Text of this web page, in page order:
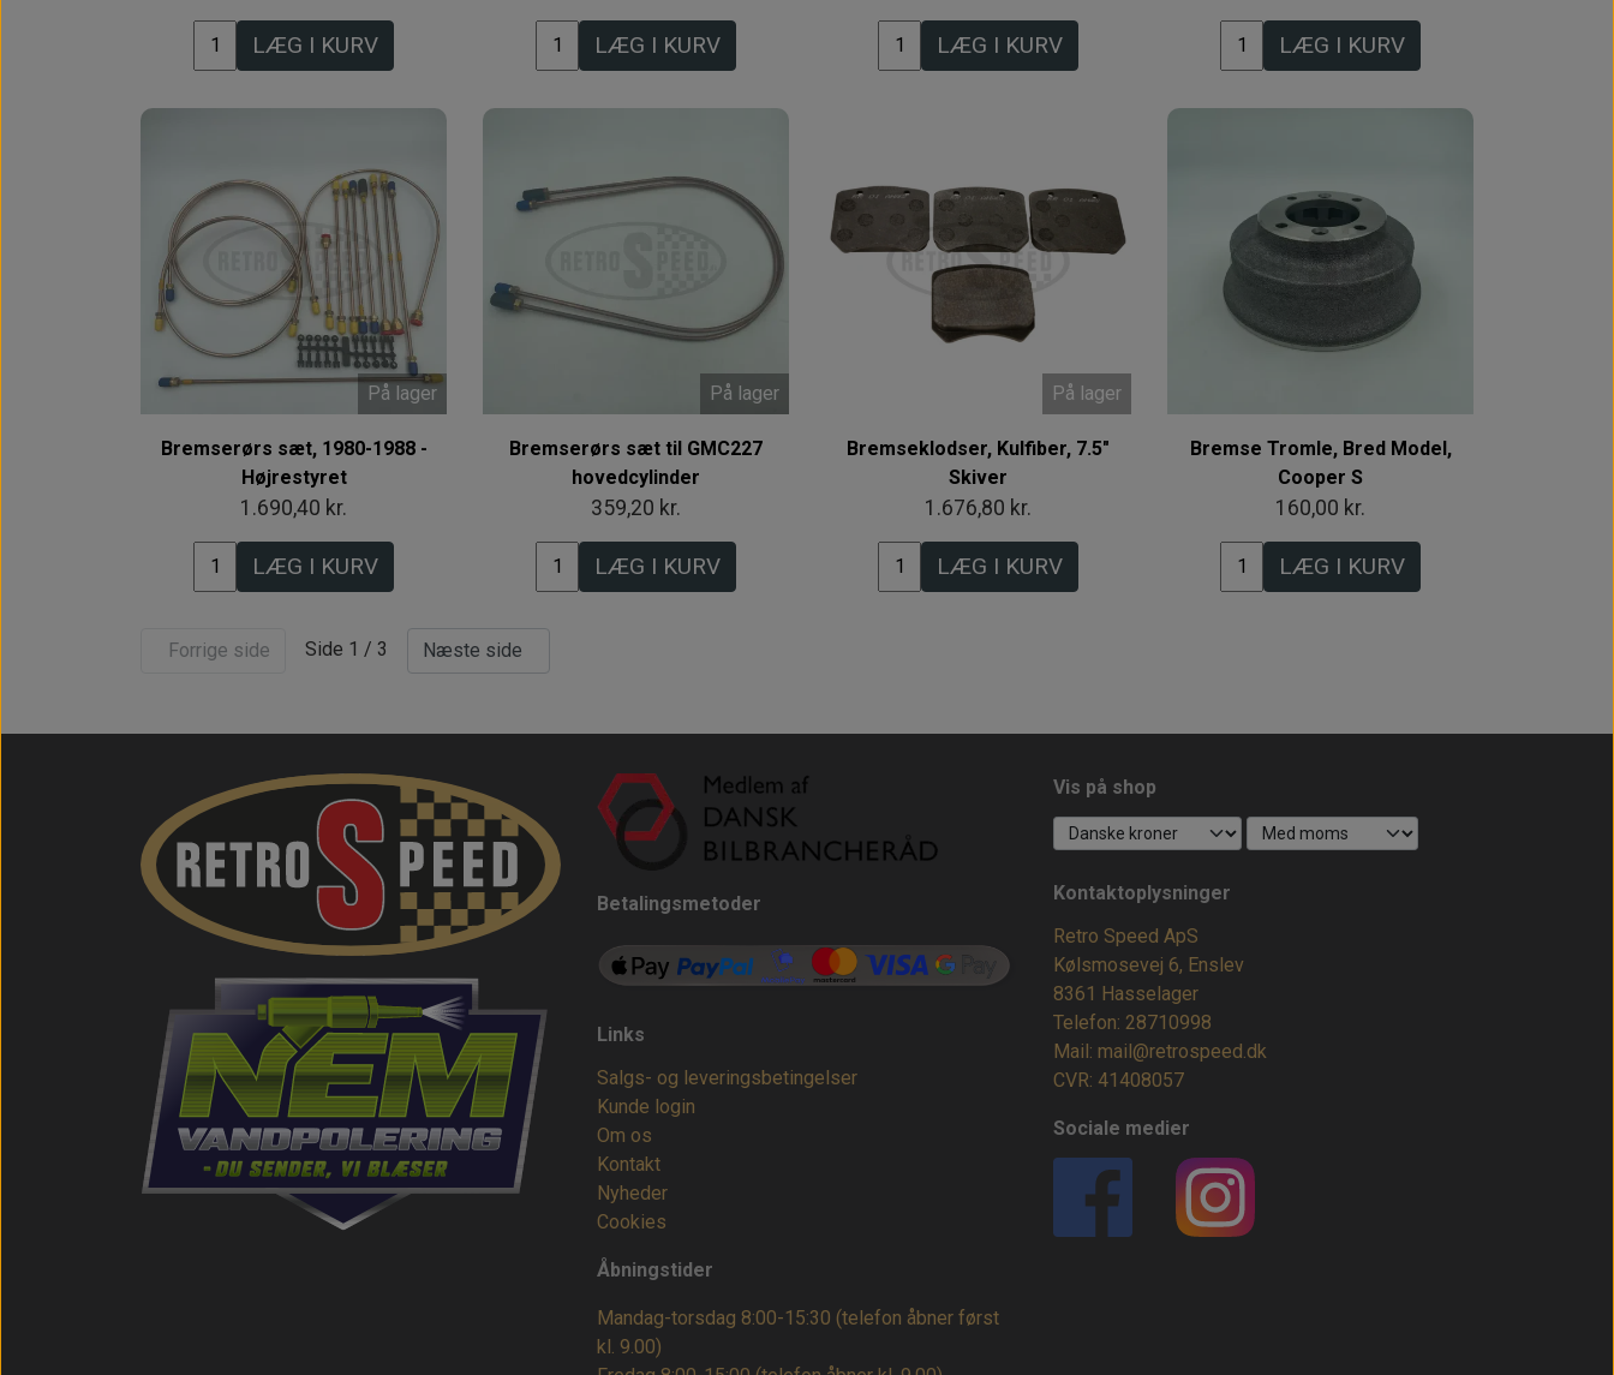
LÆG I KURV LÆG I KURV LÆG I KURV LÆG I KURV
På lager
Bremserørs sæt, 1980-1988 -
Højrestyret
1.690,40 kr.
LÆG I KURV
På lager
Bremserørs sæt til GMC227
hovedcylinder
359,20 kr.
LÆG I KURV
På lager
Bremseklodser, Kulfiber, 7.5"
Skiver
1.676,80 kr.
LÆG I KURV
Bremse Tromle, Bred Model,
Cooper S
160,00 kr.
LÆG I KURV
Forrige side Side 1 / 3 Næste side
Betalingsmetoder
Links
Salgs- og leveringsbetingelser
Kunde login
Om os
Kontakt
Nyheder
Cookies
Åbningstider
Mandag-torsdag 8:00-15:30 (telefon åbner først
kl. 9.00)
Vis på shop
Kontaktoplysninger
Retro Speed ApS
Kølsmosevej 6, Enslev
8361 Hasselager
Telefon: 28710998
Mail: mail@retrospeed.dk
CVR: 41408057
Sociale medier